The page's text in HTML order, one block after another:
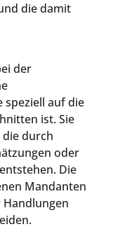
die damit
der
speziell auf die
ist. Sie
die durch
oder
Die
Mandanten